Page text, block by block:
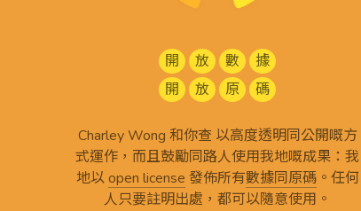
開 放 數
據
開
放 原 碼
Charley Wong 和你查 以高度透明同公開嘅方
式運作，而且鼓勵同路人使用我地嘅成果：我
地以open license 發佈所有數據同原碼。任何
人只要註明出處，都可以隨意使用。